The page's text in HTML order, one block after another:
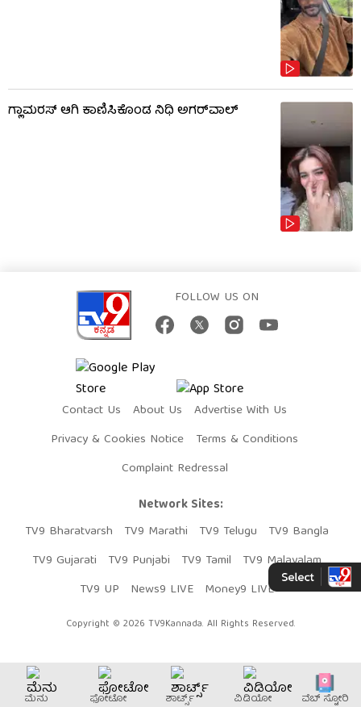
ಗ್ಲಾಮರಸ್ ಆಗಿ ಕಾಣಿಸಿಕೊಂಡ ನಿಧಿ ಅಗರ್​​ವಾಲ್
FOLLOW US ON
Contact Us About Us
Advertise With Us
Privacy & Cookies Notice
Terms & Conditions
Complaint Redressal
Network Sites:
TV9 Bharatvarsh
TV9 Marathi TV9 Telugu
TV9 Bangla
TV9 Gujarati
TV9 Punjabi TV9 Tamil
TV9 Malayalam
TV9 UP
News9 LIVE Money9 LIVE
Copyright © 2026 TV9Kannada. All Rights Reserved.
ಮೆನು ಫೋಟೋ ಶಾರ್ಟ್ಸ್ ವಿಡಿಯೋ ವೆಬ್​ ಸ್ಟೋರಿ